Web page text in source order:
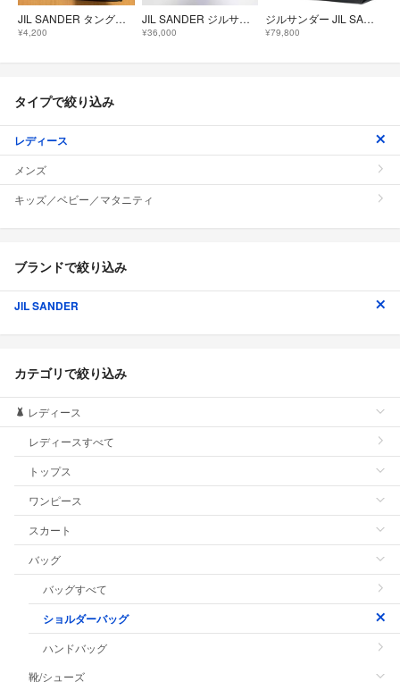
JIL SANDER タングル スモール ショルダーバッグ
¥4,200
JIL SANDER ジルサンダー Taos タオス バケット ミニ ショルダーバッグ クロスボディ
¥36,000
ジルサンダー JIL SANDER ショルダーバッグ エンパイア レザー ブラック レディース 【中古】
¥79,800
タイプで絞り込み
レディース
メンズ
キッズ／ベビー／マタニティ
ブランドで絞り込み
JIL SANDER
カテゴリで絞り込み
レディース
レディースすべて
トップス
ワンピース
スカート
バッグ
バッグすべて
ショルダーバッグ
ハンドバッグ
靴/シューズ